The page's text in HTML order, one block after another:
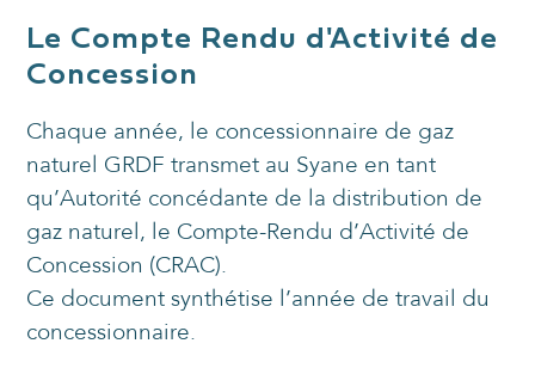
Le Compte Rendu d'Activité de
Concession
Chaque année, le concessionnaire de gaz
naturel GRDF transmet au Syane en tant
qu’Autorité concédante de la distribution de
gaz naturel, le Compte-Rendu d’Activité de
Concession (CRAC).
Ce document synthétise l’année de travail du
concessionnaire.